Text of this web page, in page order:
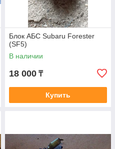
Блок АБС Subaru Forester
(SF5)
В наличии
18 000 ₸
Купить